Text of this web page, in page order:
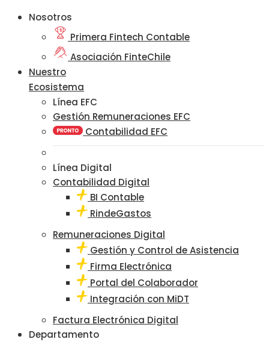
Nosotros
Primera Fintech Contable
Asociación FinteChile
Nuestro
Ecosistema
Línea EFC
Gestión Remuneraciones EFC
Contabilidad EFC
Línea Digital
Contabilidad Digital
BI Contable
RindeGastos
Remuneraciones Digital
Gestión y Control de Asistencia
Firma Electrónica
Portal del Colaborador
Integración con MiDT
Factura Electrónica Digital
Departamento